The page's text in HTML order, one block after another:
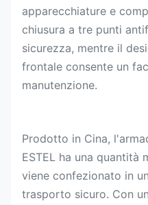
apparecchiature e
chiusura a tre punti
sicurezza, mentre il
frontale consente un
manutenzione.
Prodotto in Cina,
ESTEL ha una quantità
viene confezionato in
trasporto sicuro. Con